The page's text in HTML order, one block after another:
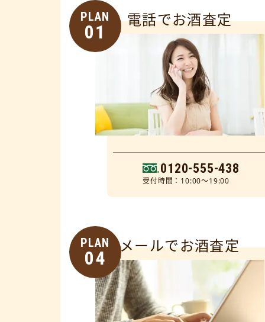
PLAN
01
電話でお酒査定
0120-555-438
受付時間：10:00～19:00
PLAN
04
メールでお酒査定